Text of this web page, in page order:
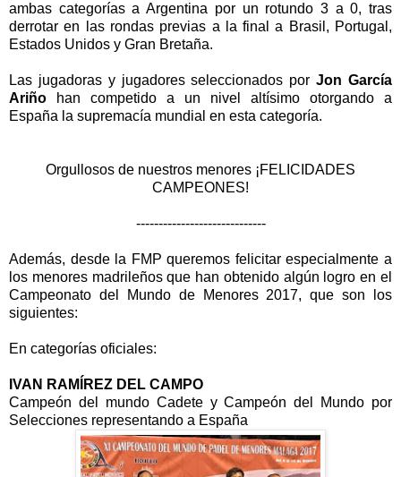
ambas categorías a Argentina por un rotundo 3 a 0, tras
derrotar en las rondas previas a la final a Brasil, Portugal,
Estados Unidos y Gran Bretaña.
Las jugadoras y jugadores seleccionados porJon García
Ariño han competido a un nivel altísimo otorgando a
España la supremacía mundial en esta categoría.
Orgullosos de nuestros menores ¡FELICIDADES
CAMPEONES!
-----------------------------
Además, desde la FMP queremos felicitar especialmente a
los menores madrileños que han obtenido algún logro en el
Campeonato del Mundo de Menores 2017, que son los
siguientes:
En categorías oficiales:
IVAN RAMÍREZ DEL CAMPO
Campeón del mundo Cadete y Campeón del Mundo por
Selecciones representando a España